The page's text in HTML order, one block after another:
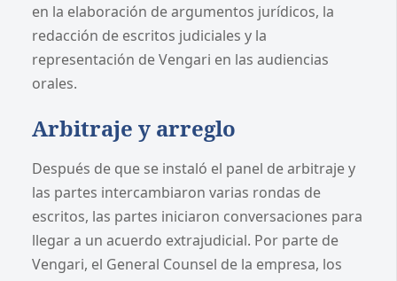
en la elaboración de argumentos jurídicos, la
redacción de escritos judiciales y la
representación de Vengari en las audiencias
orales.
Arbitraje y arreglo
Después de que se instaló el panel de arbitraje y
las partes intercambiaron varias rondas de
escritos, las partes iniciaron conversaciones para
llegar a un acuerdo extrajudicial. Por parte de
Vengari, el General Counsel de la empresa, los